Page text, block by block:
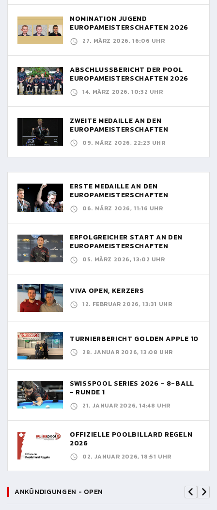
NOMINATION JUGEND
EUROPAMEISTERSCHAFTEN 2026
27. MÄRZ 2026, 16:06 UHR
ABSCHLUSSBERICHT DER POOL
EUROPAMEISTERSCHAFTEN 2026
14. MÄRZ 2026, 10:32 UHR
ZWEITE MEDAILLE AN DEN
EUROPAMEISTERSCHAFTEN
09. MÄRZ 2026, 22:23 UHR
ERSTE MEDAILLE AN DEN
EUROPAMEISTERSCHAFTEN
06. MÄRZ 2026, 11:16 UHR
ERFOLGREICHER START AN DEN
EUROPAMEISTERSCHAFTEN
05. MÄRZ 2026, 13:02 UHR
VIVA OPEN, KERZERS
12. FEBRUAR 2026, 13:31 UHR
TURNIERBERICHT GOLDEN APPLE 10
28. JANUAR 2026, 13:08 UHR
SWISSPOOL SERIES 2026 - 8-BALL
- RUNDE 1
21. JANUAR 2026, 14:48 UHR
OFFIZIELLE POOLBILLARD REGELN
2026
02. JANUAR 2026, 18:51 UHR
ANKÜNDIGUNGEN - OPEN